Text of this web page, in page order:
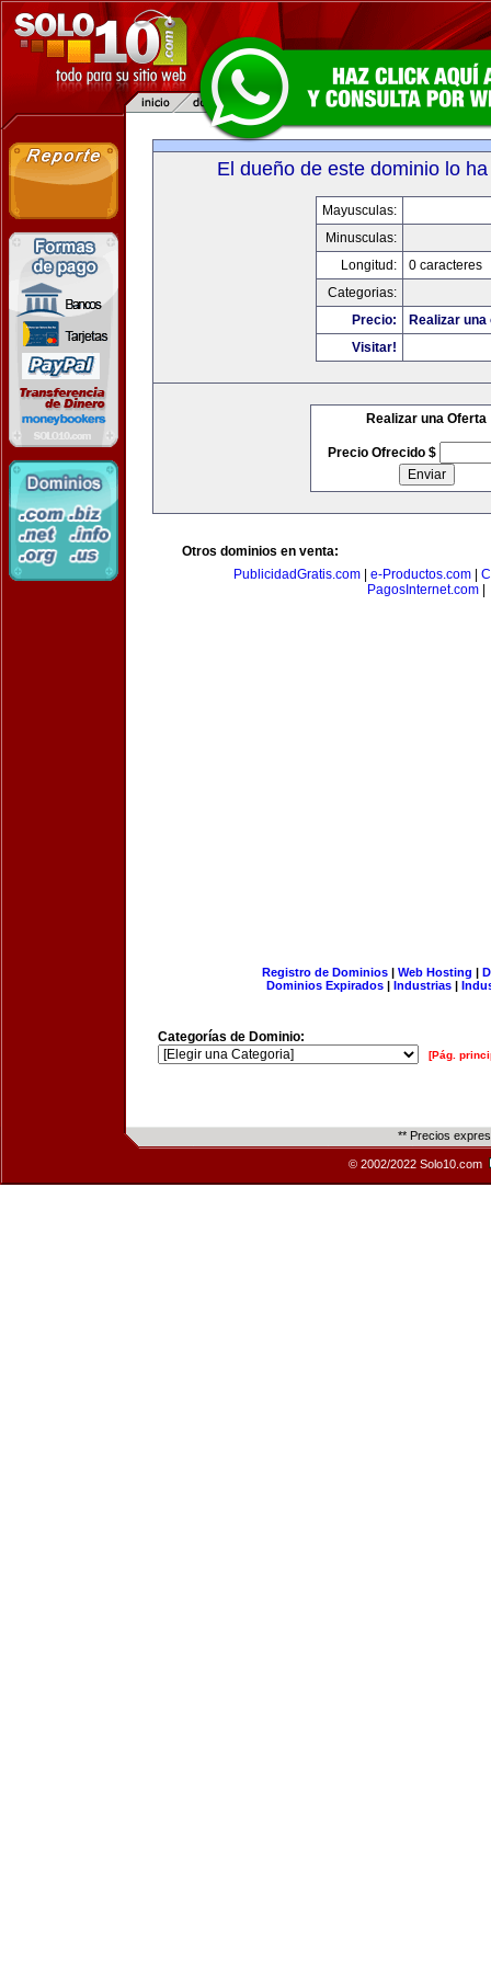
El dueño de este dominio lo
Mayusculas:
Minusculas:
Longitud:
0 caracteres
Categorias:
Precio:
Realizar
Visitar!
Realizar una Oferta
Precio Ofrecido $
Otros dominios en venta:
PublicidadGratis.com
e-Productos.com
PagosInternet.com
Registro de Dominios| Web Hosting |
Dominios Expirados | Industrias |
Categorías de Dominio:
[Pág.
** Precios
© 2002/2022 Solo10.com